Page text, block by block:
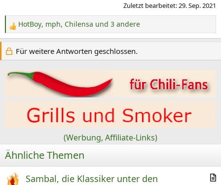
Zuletzt bearbeitet:29. Sep. 2021
R
e
a
k
t
HotBoy, mph, Chilensa und 3 andere
Für weitere Antworten geschlossen.
(Werbung, Affiliate-Links)
Ähnliche Themen
Sambal, die Klassiker unter den